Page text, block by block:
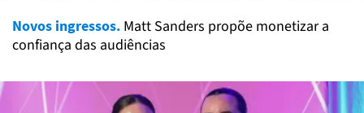
Novos ingressos. Matt Sanders propõe monetizar a
confiança das audiências